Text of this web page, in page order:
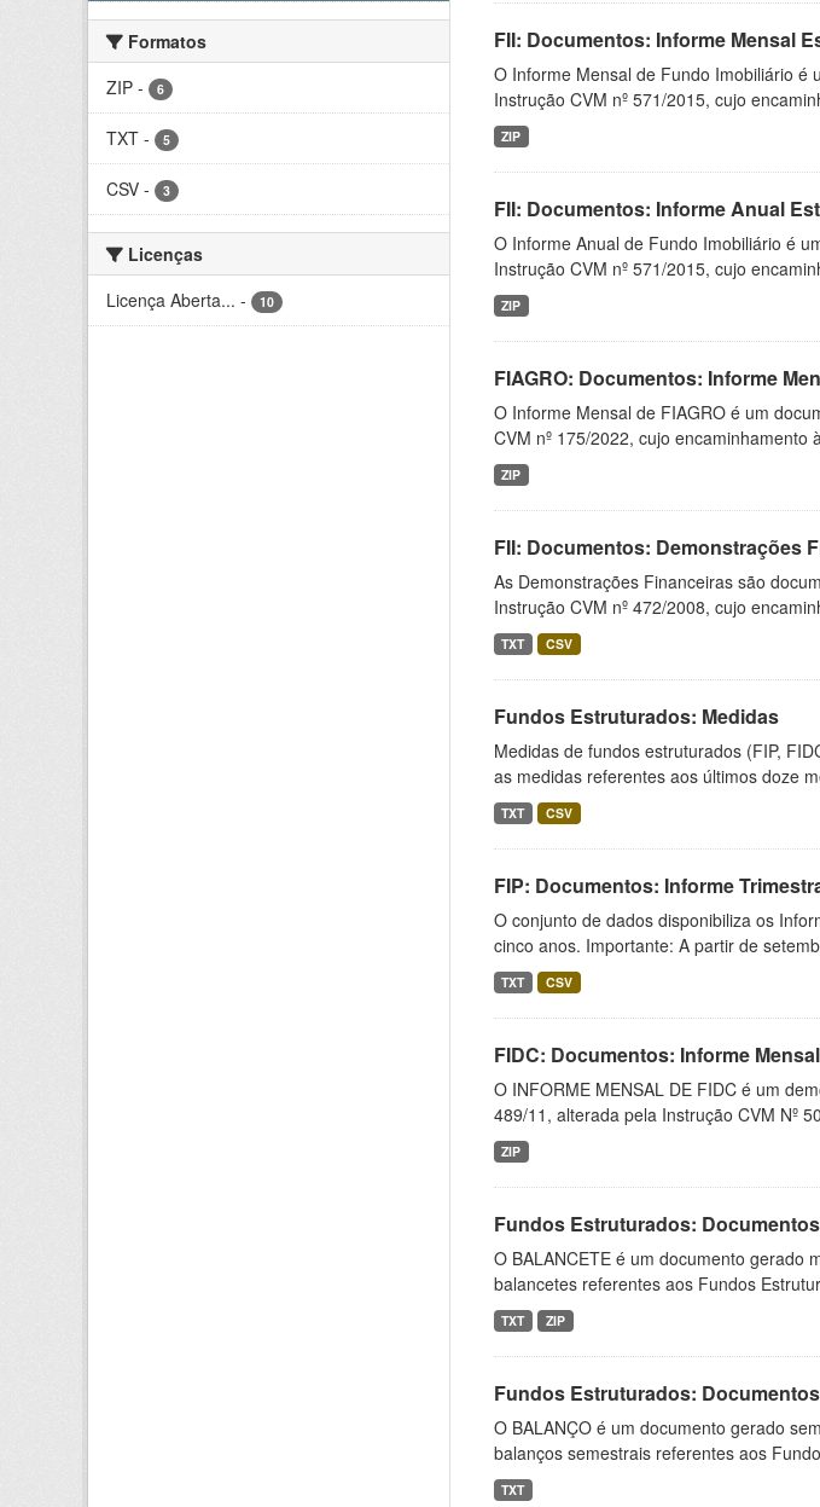
Formatos
ZIP - 6
TXT - 5
CSV - 3
Licenças
Licença Aberta... - 10
FII: Documentos: Informe Mensal
O Informe Mensal de Fundo Imobiliário é
Instrução CVM nº 571/2015, cujo
ZIP
FII: Documentos: Informe Anual
O Informe Anual de Fundo Imobiliário é
Instrução CVM nº 571/2015, cujo
ZIP
FIAGRO: Documentos: Informe
O Informe Mensal de FIAGRO é um
CVM nº 175/2022, cujo encaminhamento
ZIP
FII: Documentos: Demonstrações
As Demonstrações Financeiras são
Instrução CVM nº 472/2008, cujo
TXT CSV
Fundos Estruturados: Medidas
Medidas de fundos estruturados (FIP,
as medidas referentes aos últimos doze
TXT CSV
FIP: Documentos: Informe
O conjunto de dados disponibiliza os
cinco anos. Importante: A partir de
TXT CSV
FIDC: Documentos: Informe Mensal
O INFORME MENSAL DE FIDC é um
489/11, alterada pela Instrução CVM Nº
ZIP
Fundos Estruturados:
O BALANCETE é um documento gerado
balancetes referentes aos Fundos
TXT ZIP
Fundos Estruturados:
O BALANÇO é um documento gerado
balanços semestrais referentes aos
TXT